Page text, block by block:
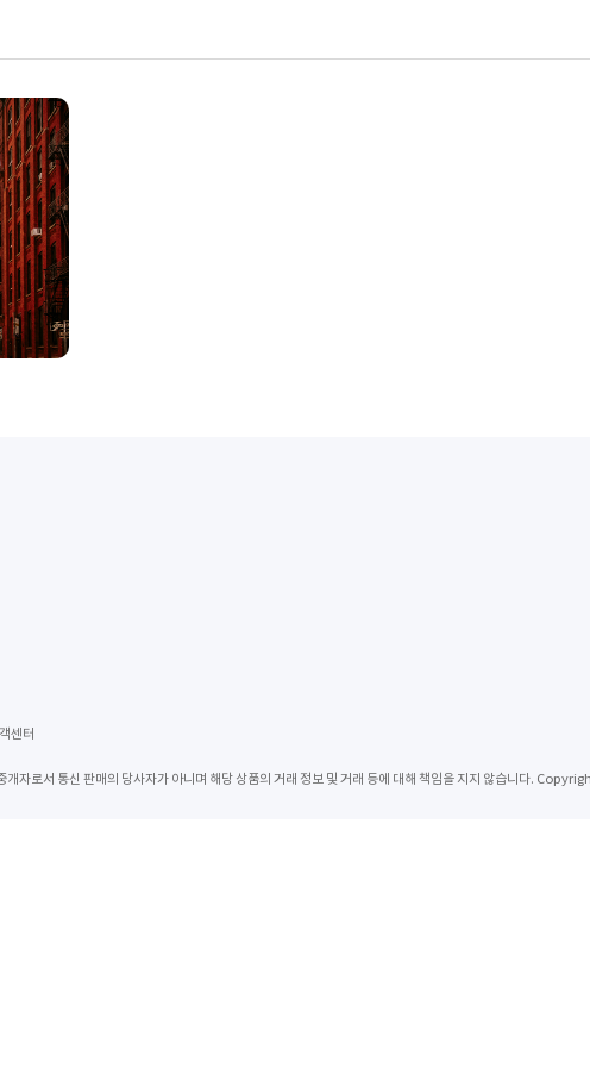
센터
개자로서 통신 판매의 당사자가 아니며 해당 상품의 거래 정보 및 거래 등에 대해 책임을 지지 않습니다.